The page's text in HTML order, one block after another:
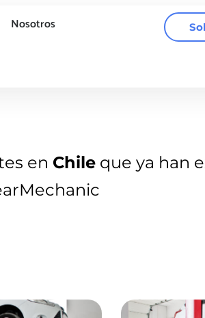
Nosotros
en Chile que ya han